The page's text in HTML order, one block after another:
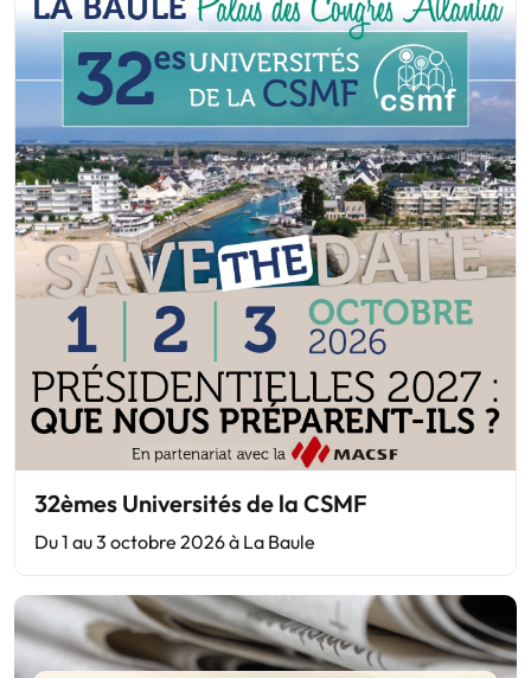
32èmes Universités de la CSMF
Du 1 au 3 octobre 2026 à La Baule